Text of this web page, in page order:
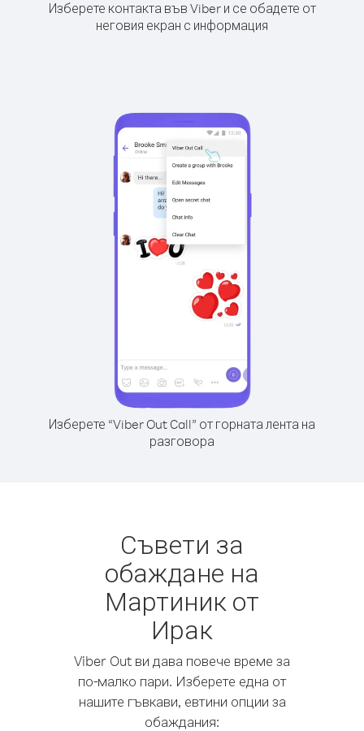
Изберете контакта във Viber и се обадете от
неговия екран с информация
Изберете “Viber Out Call” от горната лента на
разговора
Съвети за
обаждане на
Мартиник от
Ирак
Viber Out ви дава повече време за
по-малко пари. Изберете една от
нашите гъвкави, евтини опции за
обаждания: